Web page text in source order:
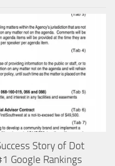
Story of Dot
Google Rankings